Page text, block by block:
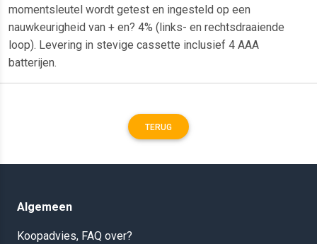
momentsleutel wordt getest en ingesteld op een
nauwkeurigheid van + en? 4% (links- en rechtsdraaiende
loop). Levering in stevige cassette inclusief 4 AAA
batterijen.
TERUG
Algemeen
Koopadvies, FAQ over?